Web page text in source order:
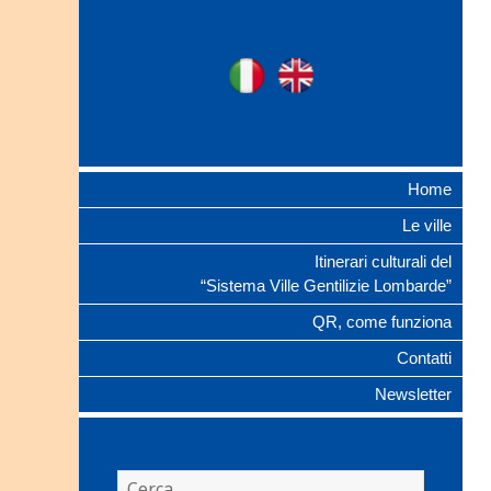
Ville Gentilizie
Ita
Home
Le ville
Itinerari culturali del
“Sistema Ville Gentilizie Lombarde”
QR, come funziona
Contatti
Newsletter
Ricerca